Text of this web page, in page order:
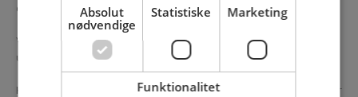
din bevilling.
Vi bistår gerne med at læse og forstå bevillingen. Samt
udregne din egenbetaling.
Kommunerne yder ofte 50% dog af et maksimum beløb de har
Absolut
nødvendige
Statistiske Marketing
Funktionalitet